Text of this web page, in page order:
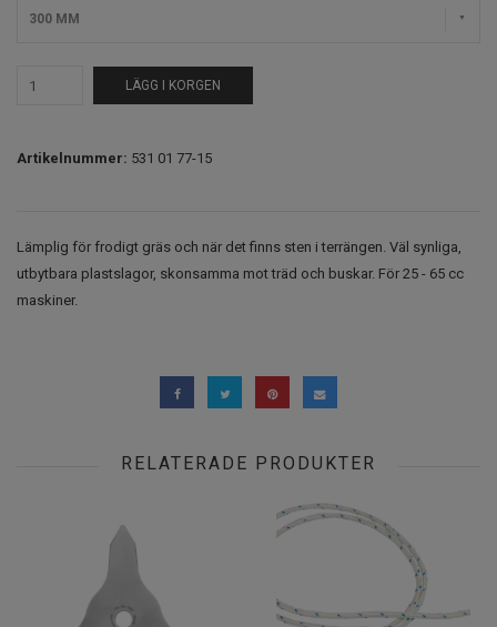
300 MM
LÄGG I KORGEN
Artikelnummer: 531 01 77-15
Lämplig för frodigt gräs och när det finns sten i terrängen. Väl synliga,
utbytbara plastslagor, skonsamma mot träd och buskar. För 25 - 65 cc
maskiner.
RELATERADE PRODUKTER